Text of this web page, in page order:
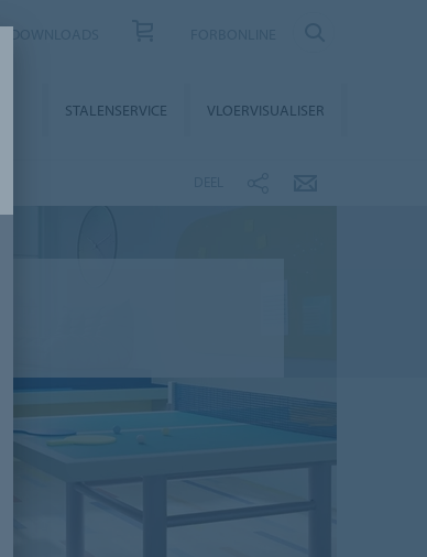
STALENSERVICE VLOERVISUALISER